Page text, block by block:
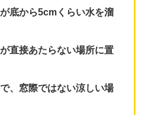
底から5cmくらい水を溜
直接あたらない場所に置
、窓際ではない涼しい場